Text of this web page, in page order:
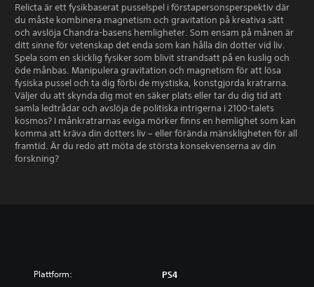
Relicta är ett fysikbaserat pusselspel i förstapersonsperspektiv där
du måste kombinera magnetism och gravitation på kreativa sätt
och avslöja Chandra-basens hemligheter. Som ensam på månen är
ditt sinne för vetenskap det enda som kan hålla din dotter vid liv.
Spela som en skicklig fysiker som blivit strandsatt på en kuslig och
öde månbas. Manipulera gravitation och magnetism för att lösa
fysiska pussel och ta dig förbi de mystiska, konstgjorda kratrarna.
Väljer du att skynda dig mot en säker plats eller tar du dig tid att
samla ledtrådar och avslöja de politiska intrigerna i 2100-talets
kosmos? I månkratrarnas eviga mörker finns en hemlighet som kan
komma att kräva din dotters liv – eller förända mänskligheten för all
framtid. Är du redo att möta de största konsekvenserna av din
forskning?
Plattform: PS4